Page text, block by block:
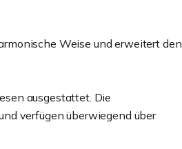
Weise und erweitert den
ausgestattet. Die
verfügen überwiegend über